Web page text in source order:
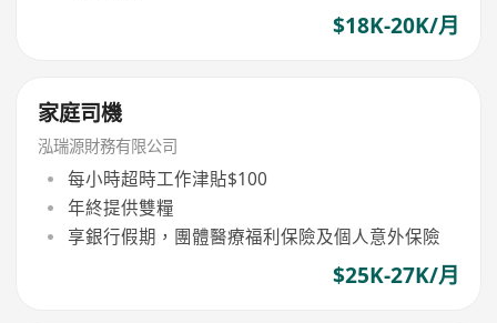
$18K-20K/月
家庭司機
泓瑞源財務有限公司
每小時超時工作津貼$100
年終提供雙糧
享銀行假期，團體醫療福利保險及個人意外保險
$25K-27K/月